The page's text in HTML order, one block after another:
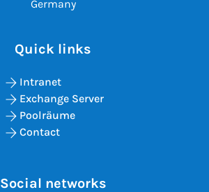
Germany
Quick links
Intranet
Exchange Server
Poolräume
Contact
Social networks